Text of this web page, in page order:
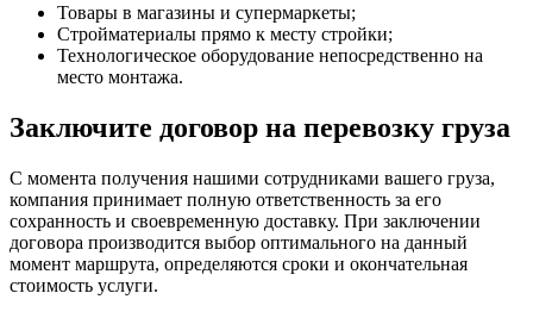
Товары в магазины и супермаркеты;
Стройматериалы прямо к месту стройки;
Технологическое оборудование непосредственно на
место монтажа.
Заключите договор на перевозку груза
С момента получения нашими сотрудниками вашего груза,
компания принимает полную ответственность за его
сохранность и своевременную доставку. При заключении
договора производится выбор оптимального на данный
момент маршрута, определяются сроки и окончательная
стоимость услуги.